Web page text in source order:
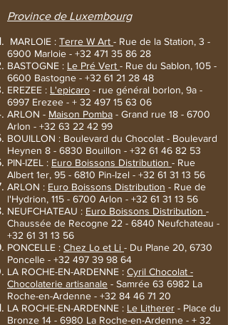
Province de Luxembourg
MARLOIE : Terre W Art - Rue de la Station, 3 -
6900 Marloie - +32 471 35 86 28
BASTOGNE : Le Pré Vert - Rue du Sablon, 105 -
6600 Bastogne - +32 61 21 28 48
EREZEE : L'epicaro - rue général borlon, 9a -
6997 Erezee - + 32 497 15 63 06
ARLON - Maison Pomba - Grand rue 18 - 6700
Arlon - +32 63 22 42 99
BOUILLON : Boulevard du Chocolat - Boulevard
Heynen 8 - 6830 Bouillon - +32 61 46 82 53
PIN-IZEL : Euro Boissons Distribution - Rue
Albert 1er, 95 - 6810 Pin-Izel - +32 61 31 13 56
ARLON : Euro Boissons Distribution - Rue de
l'Hydrion, 115 - 6700 Arlon - +32 61 31 13 56
NEUFCHATEAU : Euro Boissons Distribution -
Chaussée de Recogne 22 - 6840 Neufchateau -
+32 61 31 13 56
PONCELLE : Chez Lo et Li - Du Plane 20, 6730
Poncelle - +32 497 39 98 64
LA ROCHE-EN-ARDENNE : Cyril Chocolat -
Chocolaterie artisanale - Samrée 63 6982 La
Roche-en-Ardenne - +32 84 46 71 20
LA ROCHE-EN-ARDENNE : Le Litherer - Place du
Bronze 14 - 6980 La Roche-en-Ardenne - + 32